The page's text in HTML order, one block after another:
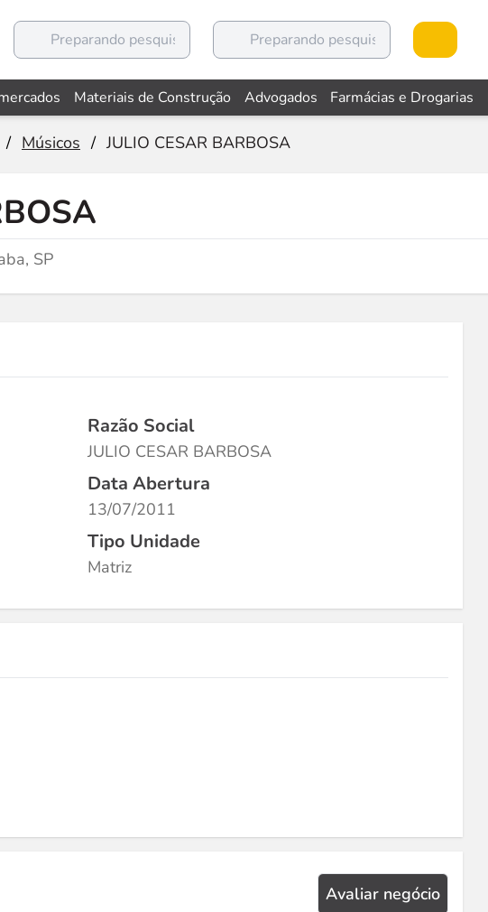
Materiais de Construção Advogados Farmácias e Drogarias
/ Músicos / JULIO CESAR BARBOSA
SP
Razão Social
JULIO CESAR BARBOSA
Data Abertura
13/07/2011
Tipo Unidade
Matriz
Avaliar negócio